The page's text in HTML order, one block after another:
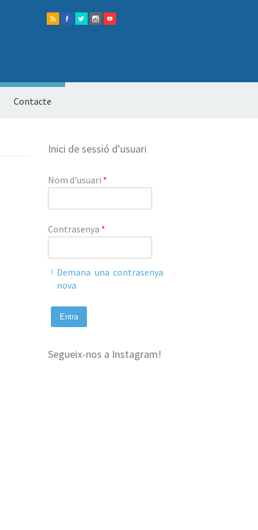
Contacte
Inici de sessió d'usuari
Nom d'usuari *
Contrasenya *
Demana una contrasenya
nova
Segueix-nos a Instagram!